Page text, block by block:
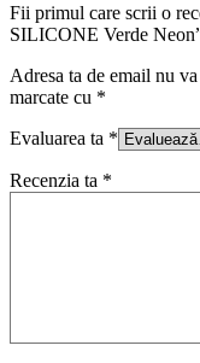
Fii primul care scrii o
SILICONE Verde
Adresa ta de email nu
marcate cu *
Evaluarea ta *
Recenzia ta *